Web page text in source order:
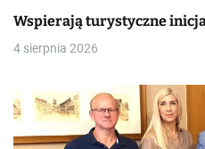
Wspierają turystyczne
4 sierpnia 2026